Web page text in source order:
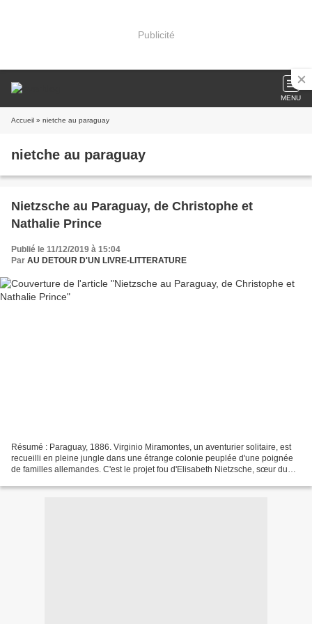
Publicité
MENU
Accueil » nietche au paraguay
nietche au paraguay
Nietzsche au Paraguay, de Christophe et
Nathalie Prince
Publié le 11/12/2019 à 15:04
Par AU DETOUR D'UN LIVRE-LITTERATURE
Résumé : Paraguay, 1886. Virginio Miramontes, un aventurier solitaire, est
recueilli en pleine jungle dans une étrange colonie peuplée d'une poignée
de familles allemandes. C'est le projet fou d'Elisabeth Nietzsche, sœur du